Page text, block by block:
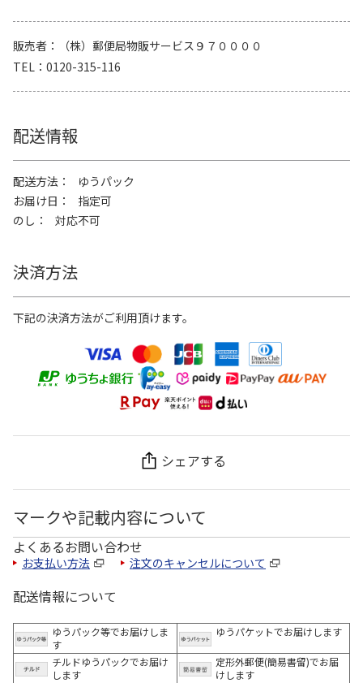
販売者
（株）郵便局物販サービス９７００００
TEL
0120-315-116
配送情報
配送方法
ゆうパック
お届け日
指定可
のし
対応不可
決済方法
下記の決済方法がご利用頂けます。
シェアする
マークや記載内容について
よくあるお問い合わせ
お支払い方法 注文のキャンセルについて
配送情報について
ゆうパック等でお届けしま
す
ゆうパケットでお届けします
チルドゆうパックでお届け
します
定形外郵便(簡易書留)でお届
けします